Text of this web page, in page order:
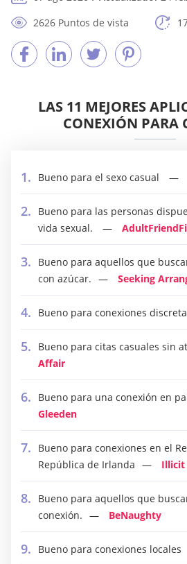
2626 Puntos de vista
LAS 11 MEJORES
CONEXIÓN PARA
Bueno para el sexo casual
Bueno para las personas
vida sexual.
Bueno para aquellos que
con azúcar.
Seeking
Bueno para conexiones
Bueno para citas casuales sin
Affair
Bueno para una conexión en
Gleeden
Bueno para conexiones en el
República de Irlanda
Illicit
Bueno para aquellos que
conexión.
BeNaughty
Bueno para conexiones locales